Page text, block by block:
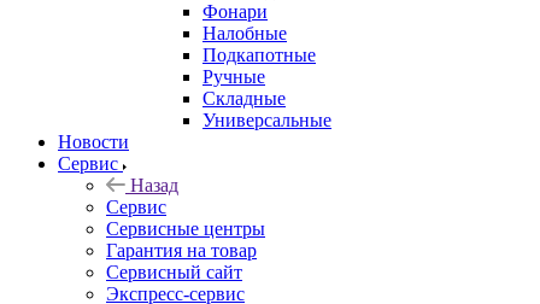
Фонари
Налобные
Подкапотные
Ручные
Складные
Универсальные
Новости
Сервис
Назад
Сервис
Сервисные центры
Гарантия на товар
Сервисный сайт
Экспресс-сервис